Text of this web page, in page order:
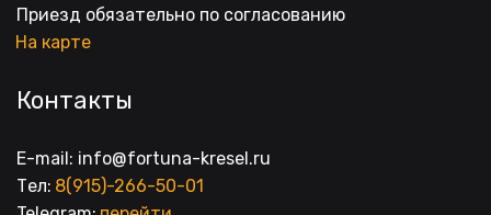
Приезд обязательно по согласованию
На карте
Контакты
E-mail: info@fortuna-kresel.ru
Тел: 8(915)-266-50-01